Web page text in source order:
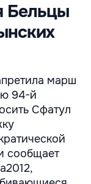
Бельцы
марш
94-й
Сфатул
сообщает